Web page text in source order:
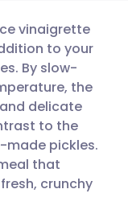
🇩🇪 Deutsch
🇫🇷 Français
🇵🇹
vinaigrette
to your
By slow-
the
delicate
to the
made pickles.
that
crunchy